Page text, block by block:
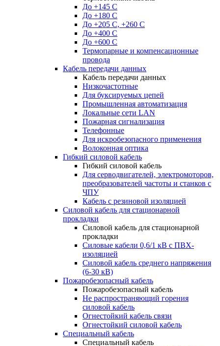
До +145 С
До +180 C
До +205 С, +260 С
До +400 C
До +600 С
Термопарные и компенсационные
провода
Кабель передачи данных
Кабель передачи данных
Низкочастотные
Для буксируемых цепей
Промышленная автоматизация
Локальные сети LAN
Пожарная сигнализация
Телефонные
Для искробезопасного применения
Волоконная оптика
Гибкий силовой кабель
Гибкий силовой кабель
Для серводвигателей, электромоторов,
преобразователей частоты и станков с
ЧПУ
Кабель с резиновой изоляцией
Силовой кабель для стационарной
прокладки
Силовой кабель для стационарной
прокладки
Силовые кабели 0,6/1 кВ с ПВХ-
изоляцией
Силовой кабель среднего напряжения
(6-30 кВ)
Пожаробезопасный кабель
Пожаробезопасный кабель
Не распространяющий горения
силовой кабель
Огнестойкий кабель связи
Огнестойкий силовой кабель
Специальный кабель
Специальный кабель